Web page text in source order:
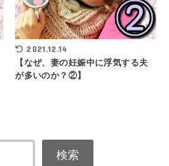
2021.12.14
【なぜ、妻の妊娠中に浮気する夫
が多いのか？②】
検索